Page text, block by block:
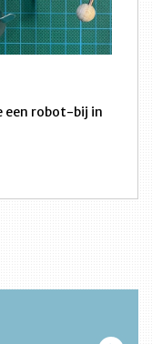
een robot-bij in